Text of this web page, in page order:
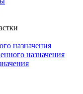
назначения
назначения